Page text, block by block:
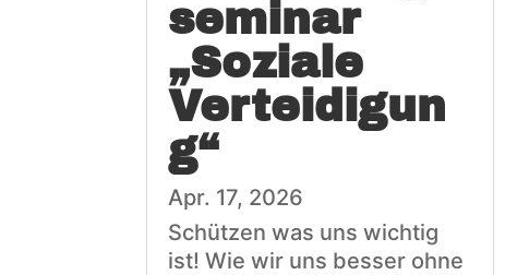
seminar
„Soziale
Verteidigun
g“
Apr. 17, 2026
Schützen was uns wichtig
ist! Wie wir uns besser ohne